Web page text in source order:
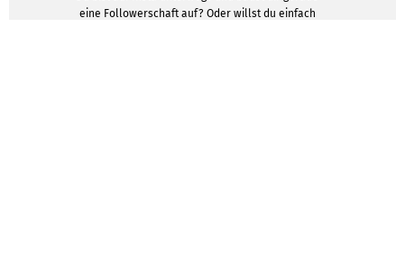
eine Followerschaft auf? Oder willst du einfach